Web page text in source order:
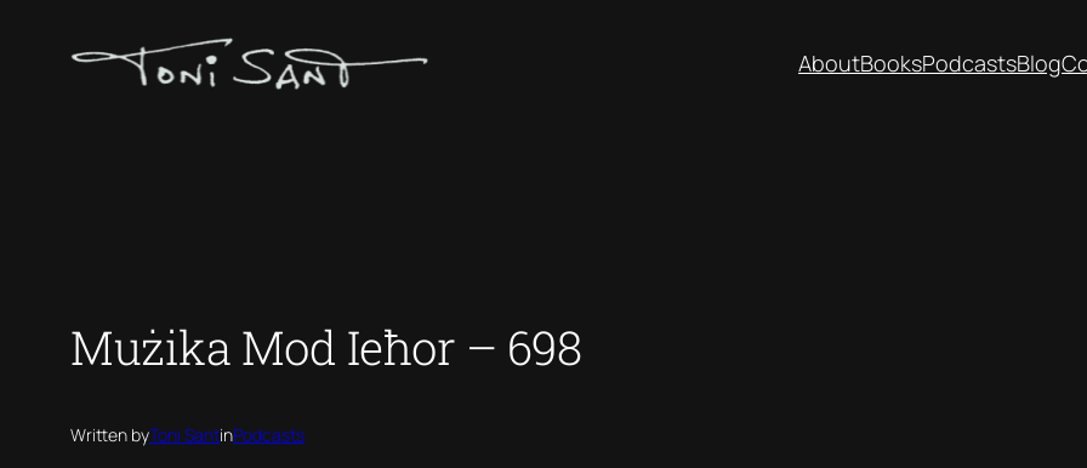
AboutBooksPodcastsBlog
Mużika Mod Ieħor – 698
Written byToni SantinPodcasts